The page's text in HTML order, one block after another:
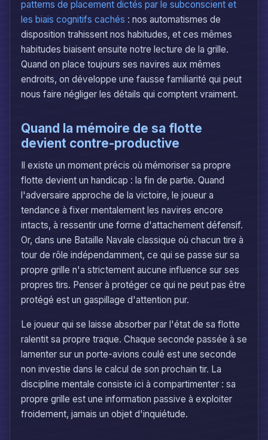
patterns de placement dictés par le subconscient et
les biais cognitifs cachés : nos automatismes de
disposition trahissent nos habitudes, et ces mêmes
habitudes biaisent ensuite notre lecture de la grille.
Quand on place toujours ses navires aux mêmes
endroits, on développe une fausse familiarité qui peut
nous faire négliger les détails qui comptent vraiment.
Quand la mémoire de sa flotte
devient contre-productive
Il existe un moment précis où mémoriser sa propre
flotte devient un handicap : la fin de partie. Quand
l'adversaire approche de la victoire, le joueur a
tendance à fixer mentalement les navires encore
intacts, à ressentir une forme d'attachement défensif.
Or, dans une Bataille Navale classique où chacun tire à
tour de rôle indépendamment, ce qui se passe sur sa
propre grille n'a strictement aucune influence sur ses
propres tirs. Penser à protéger ce qui ne peut pas être
protégé est un gaspillage d'attention pur.
Le joueur qui se laisse absorber par l'état de sa flotte
ralentit sa propre traque. Chaque seconde passée à se
lamenter sur un porte-avions coulé est une seconde
non investie dans le calcul de son prochain tir. La
discipline mentale consiste ici à compartimenter : sa
propre grille est une information passive à exploiter
froidement, jamais un objet d'inquiétude.